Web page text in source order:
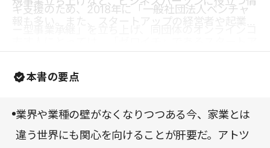
ギ支援のため、2018年に「一般社団法人ベンチャ
ミュニティー「アトツギファースト」を運営してい
る。
報も多い。また、スタートアップの経営者や起業を
することができるかもしれない。
本書の要点
業界や業種の壁がなくなりつつある今、家業とは
違う世界にも関心を向けることが肝要だ。アトツ